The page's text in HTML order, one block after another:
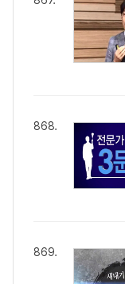
868.
869.